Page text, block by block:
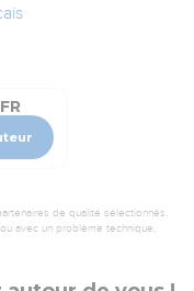
de qualité sélectionnés.
avec un problème technique,